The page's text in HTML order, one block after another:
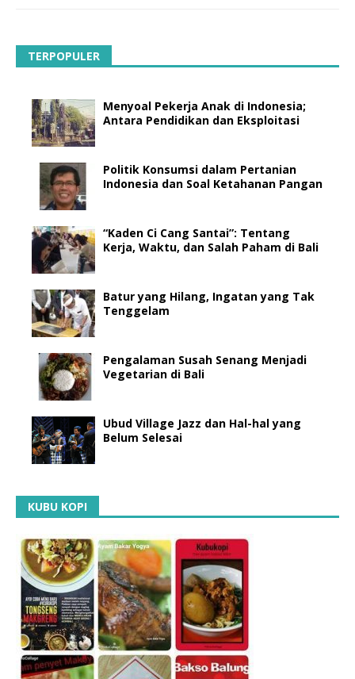
TERPOPULER
Menyoal Pekerja Anak di Indonesia;
Antara Pendidikan dan Eksploitasi
Politik Konsumsi dalam Pertanian
Indonesia dan Soal Ketahanan Pangan
“Kaden Ci Cang Santai”: Tentang
Kerja, Waktu, dan Salah Paham di Bali
Batur yang Hilang, Ingatan yang Tak
Tenggelam
Pengalaman Susah Senang Menjadi
Vegetarian di Bali
Ubud Village Jazz dan Hal-hal yang
Belum Selesai
KUBU KOPI